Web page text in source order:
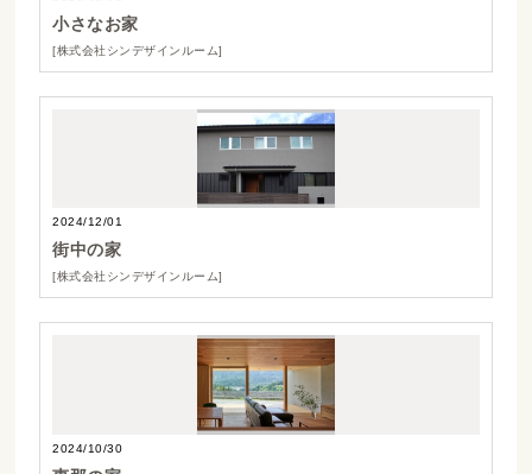
小さなお家
[株式会社シンデザインルーム]
2024/12/01
街中の家
[株式会社シンデザインルーム]
2024/10/30